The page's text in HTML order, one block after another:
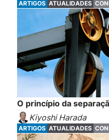
ARTIGOS ATUALIDADES
O princípio da
Kiyoshi Harada
ARTIGOS ATUALIDADES